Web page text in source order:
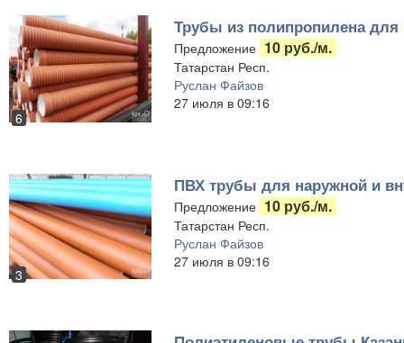
6
Трубы из полипропилена для
Предложение 10 руб./м.
Татарстан Респ.
Руслан Файзов
27 июля в 09:16
3
ПВХ трубы для наружной и
Предложение 10 руб./м.
Татарстан Респ.
Руслан Файзов
27 июля в 09:16